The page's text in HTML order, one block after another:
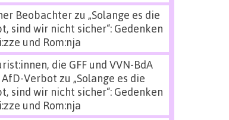
Beobachterzu „Solange es die
sind wir nicht sicher“: Gedenken
und Rom:nja
die GFF und VVN-BdA
Verbot zu „Solange es die
sind wir nicht sicher“: Gedenken
und Rom:nja